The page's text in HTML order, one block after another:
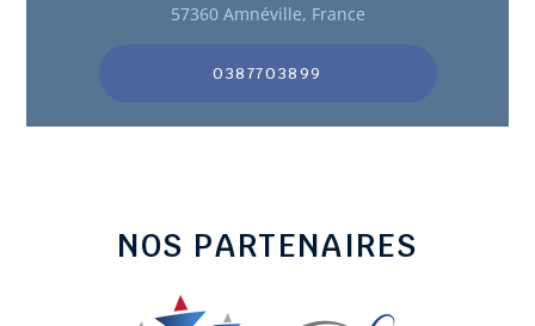
57360 Amnéville, France
0387703899
NOS PARTENAIRES